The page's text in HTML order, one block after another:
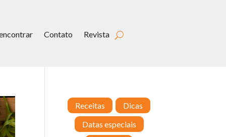
Contato Revista
Receitas
Dicas
Datas especiais